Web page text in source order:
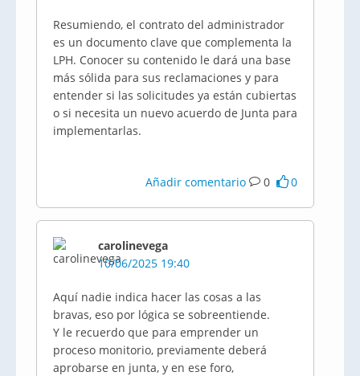
Resumiendo, el contrato del administrador
es un documento clave que complementa la
LPH. Conocer su contenido le dará una base
más sólida para sus reclamaciones y para
entender si las solicitudes ya están cubiertas
o si necesita un nuevo acuerdo de Junta para
implementarlas.
Añadir comentario 0 0
carolinevega
10/06/2025 19:40
Aquí nadie indica hacer las cosas a las
bravas, eso por lógica se sobreentiende.
Y le recuerdo que para emprender un
proceso monitorio, previamente deberá
aprobarse en junta, y en ese foro,